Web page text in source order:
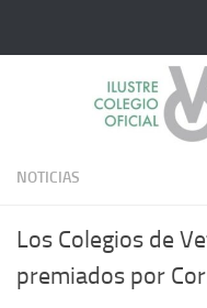
NOTICIAS
Los Colegios de
premiados por